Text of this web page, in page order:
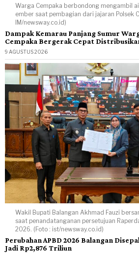
Warga Cempaka berbondong mengambil
ember saat pembagian dari jajaran Polsek
IM/newsway.co.id)
Dampak Kemarau Panjang Sumur
Cempaka Bergerak Cepat
9 AGUSTUS 2026
Wakil Bupati Balangan Akhmad Fauzi
saat penandatanganan persetujuan
2026. (Foto : ist/newsway.co.id)
Perubahan APBD 2026 Balangan
Jadi Rp2,876 Triliun